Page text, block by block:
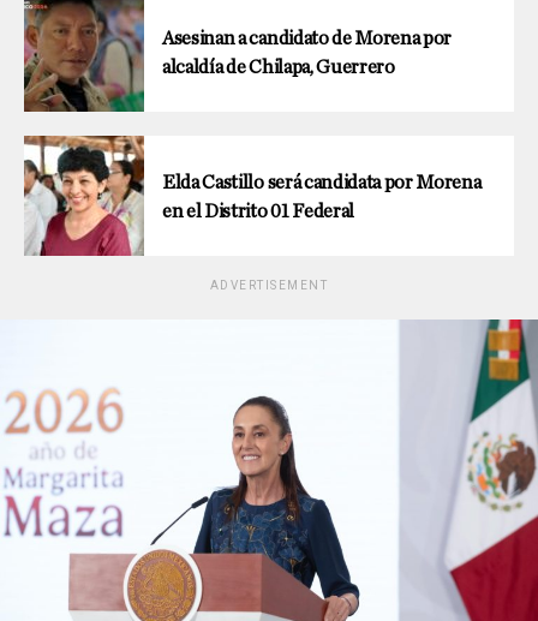
Asesinan a candidato de Morena por
alcaldía de Chilapa, Guerrero
Elda Castillo será candidata por Morena
en el Distrito 01 Federal
ADVERTISEMENT